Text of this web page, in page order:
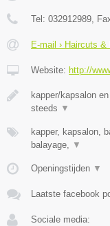
Tel: 032912989,
E-mail › Haircuts &
Website: http://
kapper/kapsalon
steeds ▼
kapper, kapsalon,
balayage, ▼
Openingstijden ▼
Laatste facebook
Sociale media: